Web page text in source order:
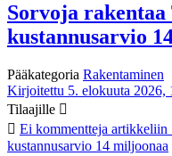
Sorvoja
kustannusarvio
Pääkategoria Rakentaminen
Kirjoitettu 5. elokuuta 2026,
Tilaajille
Ei kommentteja artikkeliin
kustannusarvio 14 miljoonaa